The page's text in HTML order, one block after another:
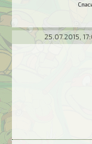
25.07.2015,